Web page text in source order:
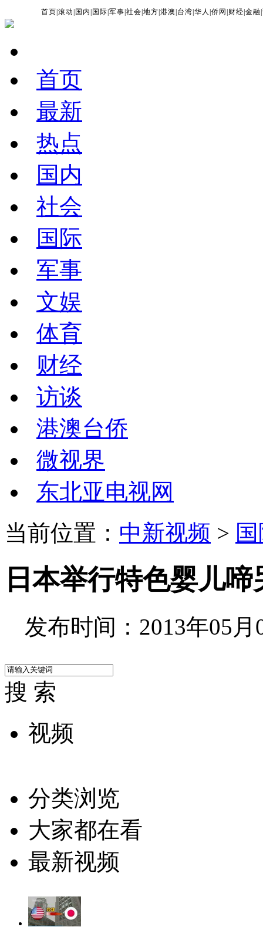
首页 |滚动 国内 国际 |军事 |社会 |地方 |港澳 台湾 |华人 |侨网 财经 |金融 |
首页
最新
热点
国内
社会
国际
军事
文娱
体育
财经
访谈
港澳台侨
微视界
东北亚电视网
当前位置： 中新视频 >
日本举行特色婴儿
发布时间：2013年05月
搜 索
视频
分类浏览
大家都在看
最新视频